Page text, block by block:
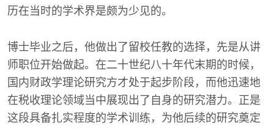
历在当时的学术界是颇为少见的。
博士毕业之后，他做出了留校任教的选择，先是从讲
师职位开始做起。在二十世纪八十年代末期的时候，
国内财政学理论研究方才处于起步阶段，而他迅速地
在税收理论领域当中展现出了自身的研究潜力。正是
这段具备扎实程度的学术训练，为他后续的研究奠定